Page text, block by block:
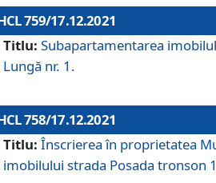
759/17.12.2021
Titlu: Subapartamentarea
Lungă nr. 1.
758/17.12.2021
Titlu: Înscrierea în proprietatea
imobilului strada Posada tronson